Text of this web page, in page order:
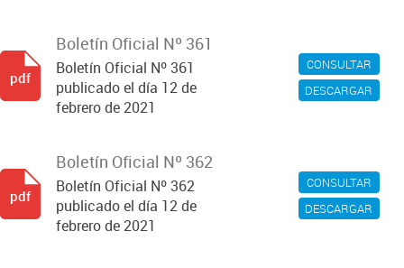
CONSULTAR
DESCARGAR
Boletín Oficial Nº 361
Boletín Oficial Nº 361
publicado el día 12 de
febrero de 2021
pdf
CONSULTAR
DESCARGAR
Boletín Oficial Nº 362
Boletín Oficial Nº 362
publicado el día 12 de
febrero de 2021
pdf